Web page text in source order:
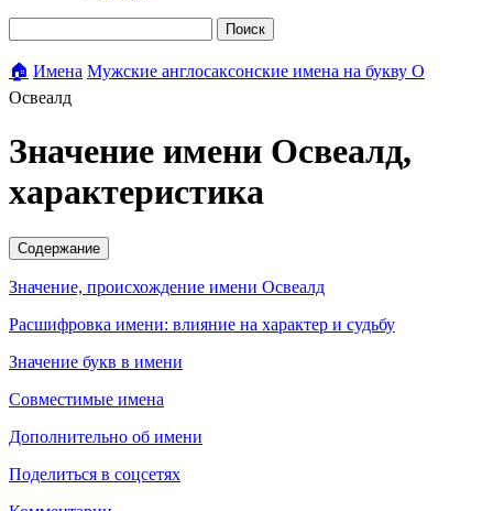
Поиск
🏠 Имена Мужские англосаксонские имена на букву О
Освеалд
Значение имени Освеалд,
характеристика
Содержание
Значение, происхождение имени Освеалд
Расшифровка имени: влияние на характер и судьбу
Значение букв в имени
Совместимые имена
Дополнительно об имени
Поделиться в соцсетях